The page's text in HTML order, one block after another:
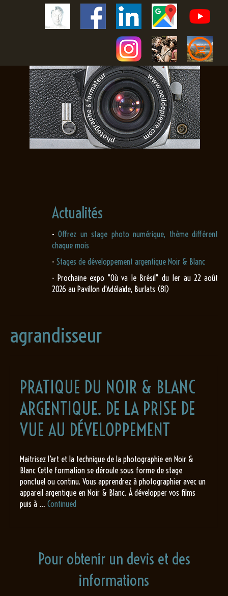
Actualités
-Offrez un stage photo numérique, thème différent
chaque mois
- Stages de développement argentique Noir & Blanc
- Prochaine expo "Où va le Brésil" du 1er au 22 août
2026 au Pavillon d'Adélaïde, Burlats (81)
agrandisseur
PRATIQUE DU NOIR & BLANC
ARGENTIQUE. DE LA PRISE DE
VUE AU DÉVELOPPEMENT
Maitrisez l’art et la technique de la photographie en Noir &
Blanc Cette formation se déroule sous forme de stage
ponctuel ou continu. Vous apprendrez à photographier avec un
appareil argentique en Noir & Blanc. À développer vos films
puis à … Continued
Pour obtenir un devis et des
informations